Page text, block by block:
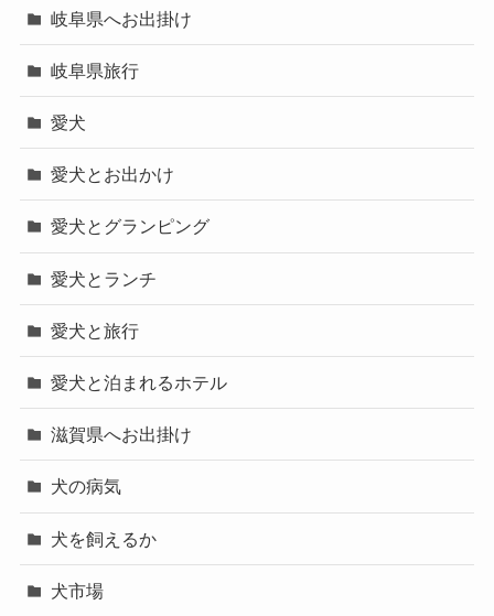
岐阜県へお出掛け
岐阜県旅行
愛犬
愛犬とお出かけ
愛犬とグランピング
愛犬とランチ
愛犬と旅行
愛犬と泊まれるホテル
滋賀県へお出掛け
犬の病気
犬を飼えるか
犬市場